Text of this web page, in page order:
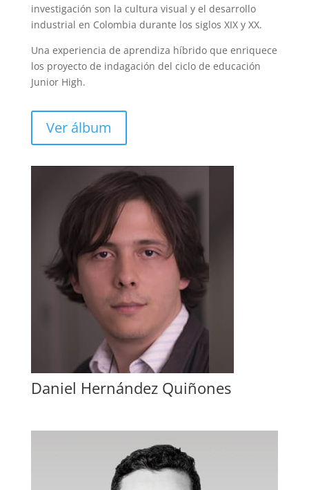
investigación son la cultura visual y el desarrollo
industrial en Colombia durante los siglos XIX y XX.
Una experiencia de aprendiza híbrido que enriquece
los proyecto de indagación del ciclo de educación
Junior High.
Ver álbum
Daniel Hernández Quiñones